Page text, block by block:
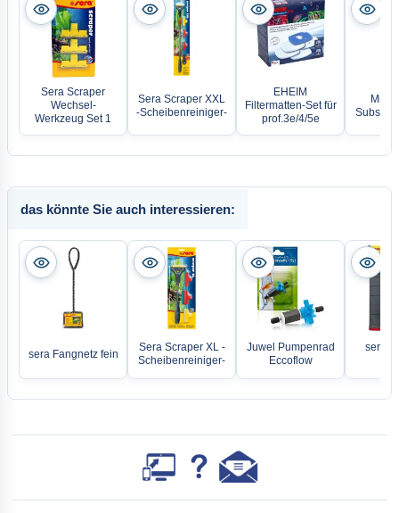
Sera Scraper
Wechsel-
Werkzeug Set 1
Sera Scraper XXL
-Scheibenreiniger-
EHEIM
Filtermatten-Set für
prof.3e/4/5e
das könnte Sie auch interessieren:
sera Fangnetz fein
Sera Scraper XL -
Scheibenreiniger-
Juwel Pumpenrad
Eccoflow
sera